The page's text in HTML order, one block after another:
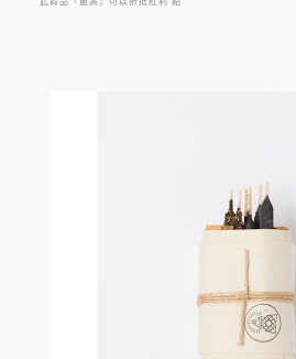
販售線香座、陶瓷製品、編織籃等工
此商品『最高』可以折抵紅利 點